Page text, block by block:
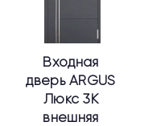
Входная
дверь ARGUS
Люкс 3К
внешняя
выбрать
на
странице
товара.